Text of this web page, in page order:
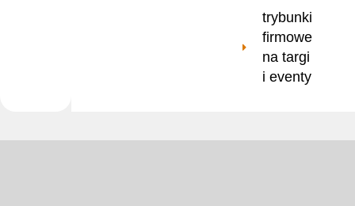
trybunki
firmowe
na targi
i eventy